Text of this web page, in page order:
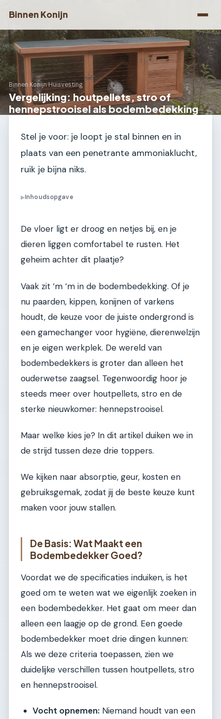
Binnen Konijn
Binnen Konijn›Huisvesting
Vergelijking: houtpellets, stro of
hennepstrooisel als bodembedekking
Stel je voor: je loopt je stal binnen en in
plaats van een penetrante ammoniaklucht,
ruik je bijna niks.
▶Inhoudsopgave
De vloer ligt er droog en netjes bij, en je
dieren liggen comfortabel te rusten. Het
geheim achter dit plaatje?
Vaak zit ‘m ‘m in de bodembedekking. Of je
nu paarden, kippen, konijnen of varkens
houdt, de keuze voor de juiste ondergrond is
een gamechanger voor hygiëne, dierenwelzijn
en je eigen werkplek. De wereld van
bodembedekkers is groter dan alleen het
ouderwetse zaagsel. Tegenwoordig hoor je
steeds meer over houtpellets, stro en de
sterke nieuwkomer: hennepstrooisel.
Maar welke kies je? In dit artikel duiken we in
de strijd tussen deze drie toppers.
We kijken naar absorptie, geur, kosten en
gebruiksgemak, zodat jij de beste keuze kunt
maken voor jouw stallen.
De Basis: Wat Maakt een
Bodembedekker Goed?
Voordat we de specificaties induiken, is het
goed om te weten wat we eigenlijk zoeken in
een bodembedekker. Het gaat om meer dan
alleen een laagje op de grond. Een goede
bodembedekker moet drie dingen kunnen:
Als we deze criteria toepassen, zien we
duidelijke verschillen tussen houtpellets, stro
en hennepstrooisel.
Vocht opnemen: Niemand houdt van een